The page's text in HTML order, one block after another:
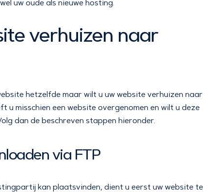
uw oude als nieuwe hosting.
verhuizen naar
hetzelfde maar wilt u uw website verhuizen naar
misschien een website overgenomen en wilt u deze
dan de beschreven stappen hieronder.
via FTP
kan plaatsvinden, dient u eerst uw website te